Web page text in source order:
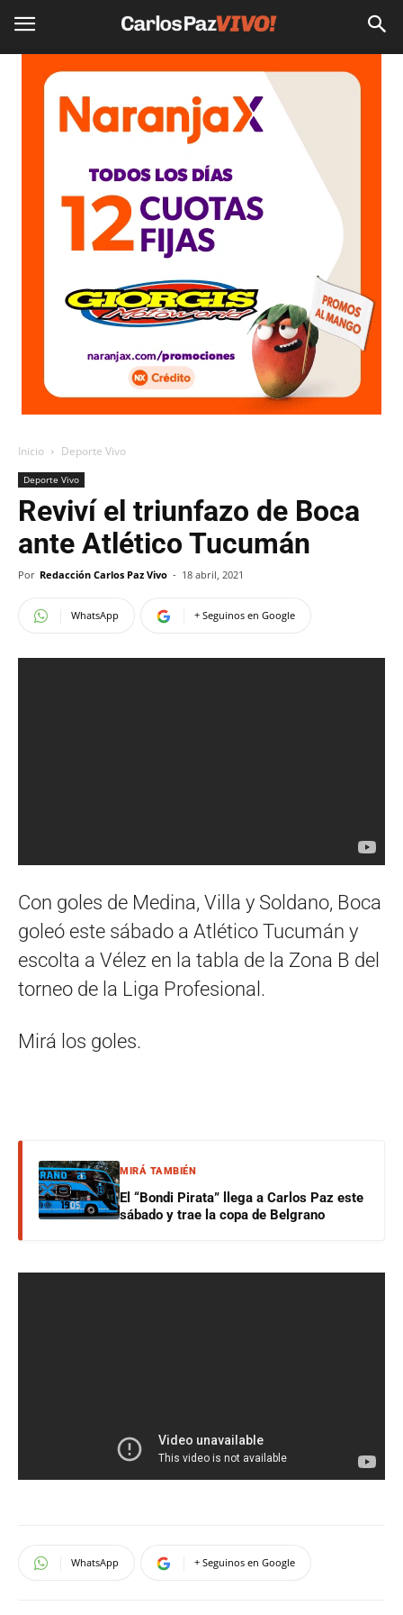
Inicio Deporte Vivo
Deporte Vivo
Reviví el triunfazo de Boca
ante Atlético Tucumán
Por Redacción Carlos Paz Vivo - 18 abril, 2021
WhatsApp + Seguinos en Google
Con goles de Medina, Villa y Soldano, Boca
goleó este sábado a Atlético Tucumán y
escolta a Vélez en la tabla de la Zona B del
torneo de la Liga Profesional.
Mirá los goles.
MIRÁ TAMBIÉN
El “Bondi Pirata” llega a Carlos Paz este
sábado y trae la copa de Belgrano
WhatsApp + Seguinos en Google